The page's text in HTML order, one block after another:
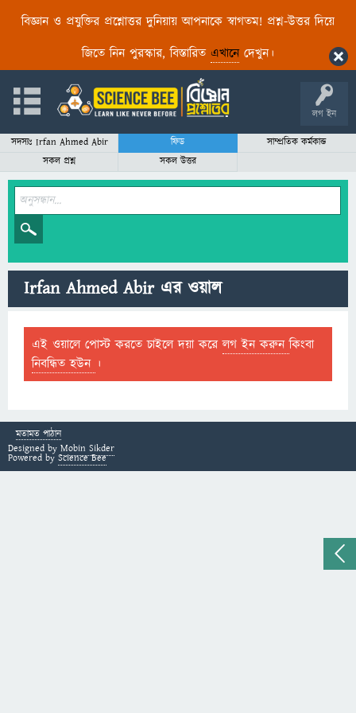
বিজ্ঞান ও প্রযুক্তির প্রশ্নোত্তর দুনিয়ায় আপনাকে স্বাগতম! প্রশ্ন-উত্তর দিয়ে
জিতে নিন পুরস্কার, বিস্তারিত এখানেদেখুন।
লগ ইন
সদস্যঃ Irfan Ahmed Abir ফিড
সাম্প্রতিক কর্মকান্ড
সকল প্রশ্ন
সকল উত্তর
Irfan Ahmed Abir এর ওয়াল
এই ওয়ালে পোস্ট করতে চাইলে দয়া করেলগ ইন করুনকিংবা
নিবন্ধিত হউন ।
মতামত পাঠান
Designed by Mobin Sikder
Powered by Science Bee